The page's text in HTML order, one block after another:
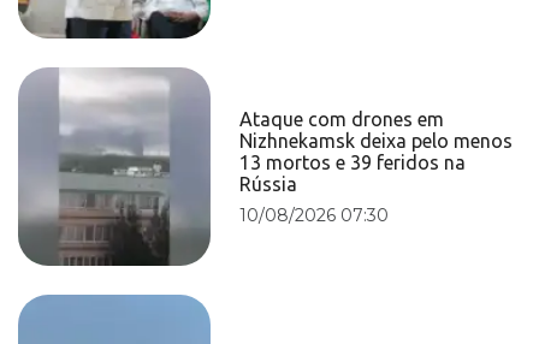
Ataque com drones em
Nizhnekamsk deixa pelo menos
13 mortos e 39 feridos na
Rússia
10/08/2026 07:30